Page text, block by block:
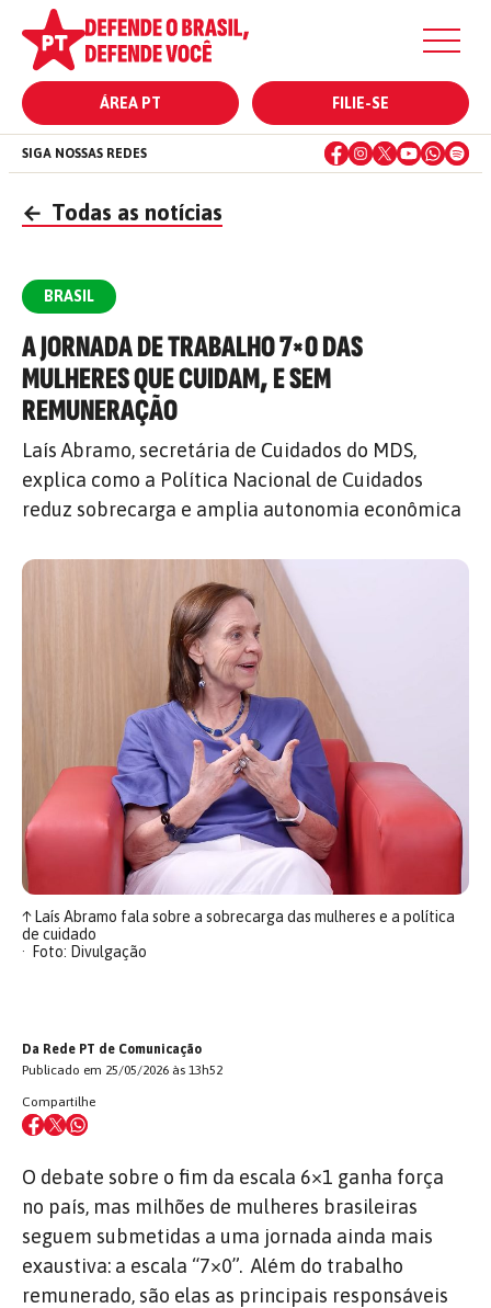
ÁREA PT FILIE-SE
SIGA NOSSAS REDES
← Todas as notícias
BRASIL
A JORNADA DE TRABALHO 7×0 DAS
MULHERES QUE CUIDAM, E SEM
REMUNERAÇÃO
Laís Abramo, secretária de Cuidados do MDS,
explica como a Política Nacional de Cuidados
reduz sobrecarga e amplia autonomia econômica
↑Laís Abramo fala sobre a sobrecarga das mulheres e a política
de cuidado
Foto: Divulgação
Da Rede PT de Comunicação
Publicado em 25/05/2026 às 13h52
Compartilhe
O debate sobre o fim da escala 6×1 ganha força
no país, mas milhões de mulheres brasileiras
seguem submetidas a uma jornada ainda mais
exaustiva: a escala “7×0”. Além do trabalho
remunerado, são elas as principais responsáveis